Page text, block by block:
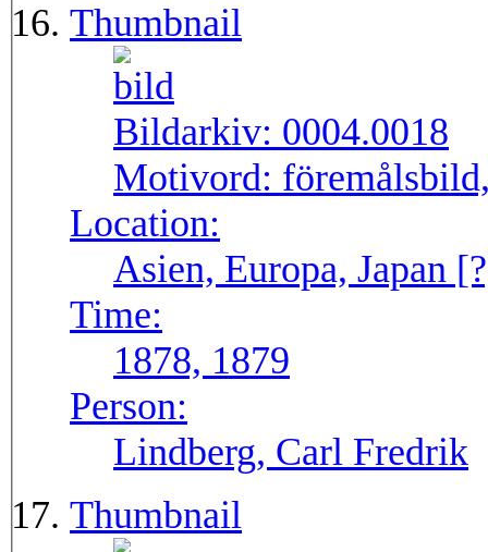
Thumbnail
Bildarkiv: 0004.0018
Motivord:
Location:
Asien, Europa, Japan
Time:
1878, 1879
Person:
Lindberg, Carl Fredrik
Thumbnail